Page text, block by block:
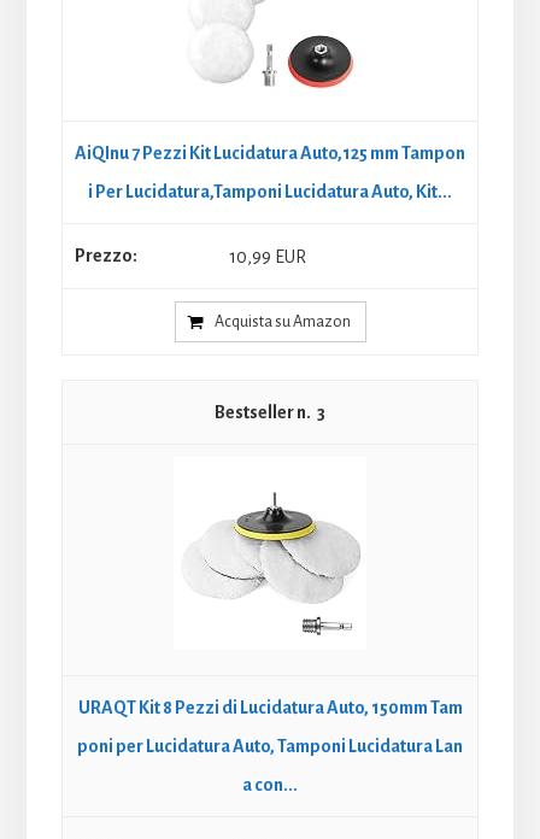
AiQInu 7 Pezzi Kit Lucidatura Auto,125 mm Tampon
i Per Lucidatura,Tamponi Lucidatura Auto, Kit...
10,99 EUR
Acquista su Amazon
3
URAQT Kit 8 Pezzi di Lucidatura Auto, 150mm Tam
poni per Lucidatura Auto, Tamponi Lucidatura Lan
a con...